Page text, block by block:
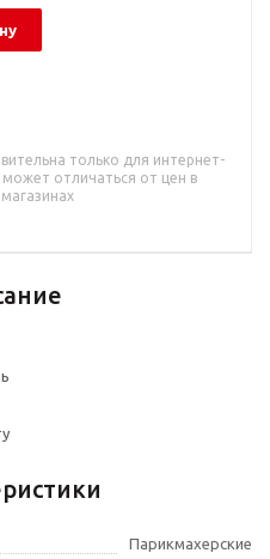
только для интернет-
может отличаться от цен в
Парикмахерские